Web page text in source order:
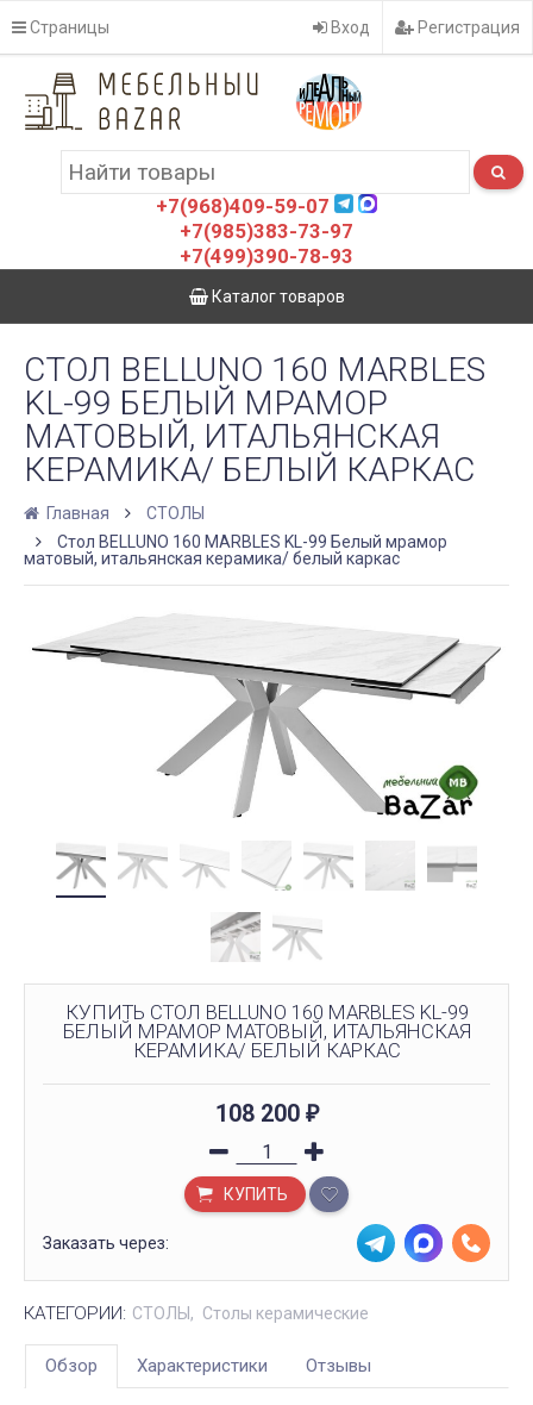
Страницы Вход Регистрация
+7(968)409-59-07
+7(985)383-73-97
+7(499)390-78-93
Каталог товаров
СТОЛ BELLUNO 160 MARBLES
KL-99 БЕЛЫЙ МРАМОР
МАТОВЫЙ, ИТАЛЬЯНСКАЯ
КЕРАМИКА/ БЕЛЫЙ КАРКАС
Главная
СТОЛЫ
Стол BELLUNO 160 MARBLES KL-99 Белый мрамор
матовый, итальянская керамика/ белый каркас
КУПИТЬ СТОЛ BELLUNO 160 MARBLES KL-99
БЕЛЫЙ МРАМОР МАТОВЫЙ, ИТАЛЬЯНСКАЯ
КЕРАМИКА/ БЕЛЫЙ КАРКАС
108 200 ₽
КУПИТЬ
Заказать через:
КАТЕГОРИИ: СТОЛЫ Столы керамические
Обзор Характеристики Отзывы